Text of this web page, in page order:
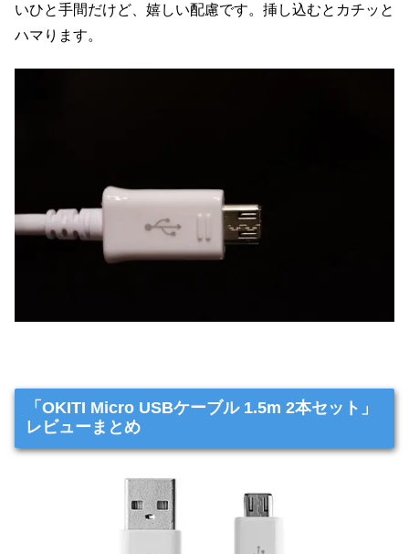
いひと手間だけど、嬉しい配慮です。挿し込むとカチッと
ハマります。
「OKITI Micro USBケーブル 1.5m 2本セット」
レビューまとめ